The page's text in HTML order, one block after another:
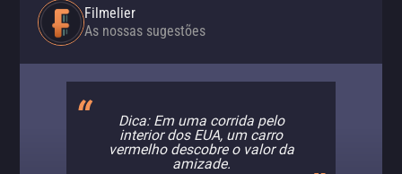
Filmelier
As nossas sugestões
Dica: Em uma corrida pelo
interior dos EUA, um carro
vermelho descobre o valor da
amizade.